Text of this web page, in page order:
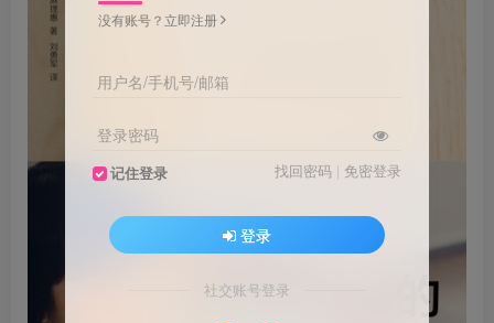
没有账号？立即注册
用户名/手机号/邮箱
登录密码
记住登录 找回密码 | 免密登录
登录
社交账号登录